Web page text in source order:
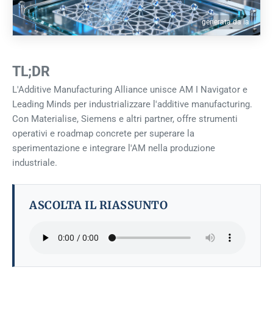
generata da ia
TL;DR
L'Additive Manufacturing Alliance unisce AM I Navigator e
Leading Minds per industrializzare l'additive manufacturing.
Con Materialise, Siemens e altri partner, offre strumenti
operativi e roadmap concrete per superare la
sperimentazione e integrare l'AM nella produzione
industriale.
ASCOLTA IL RIASSUNTO